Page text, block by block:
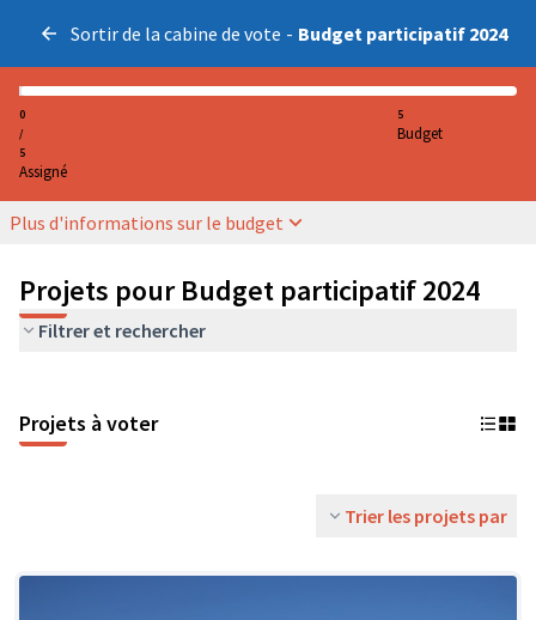
Sortir de la cabine de vote - Budget participatif 2024
0
/
5
Assigné
5
Budget
Plus d'informations sur le budget
Projets pour Budget participatif 2024
Filtrer et rechercher
Projets à voter
Trier les projets par